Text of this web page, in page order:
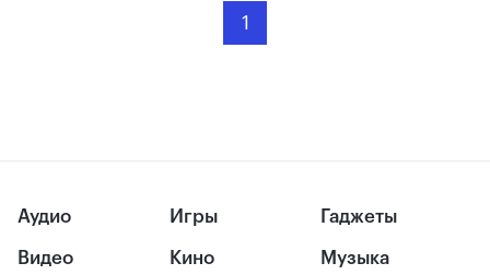
1
Аудио
Видео
Игры
Кино
Гаджеты
Музыка